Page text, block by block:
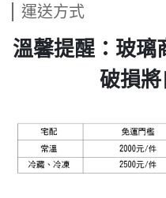
運送方式
溫馨提醒：玻璃
破損